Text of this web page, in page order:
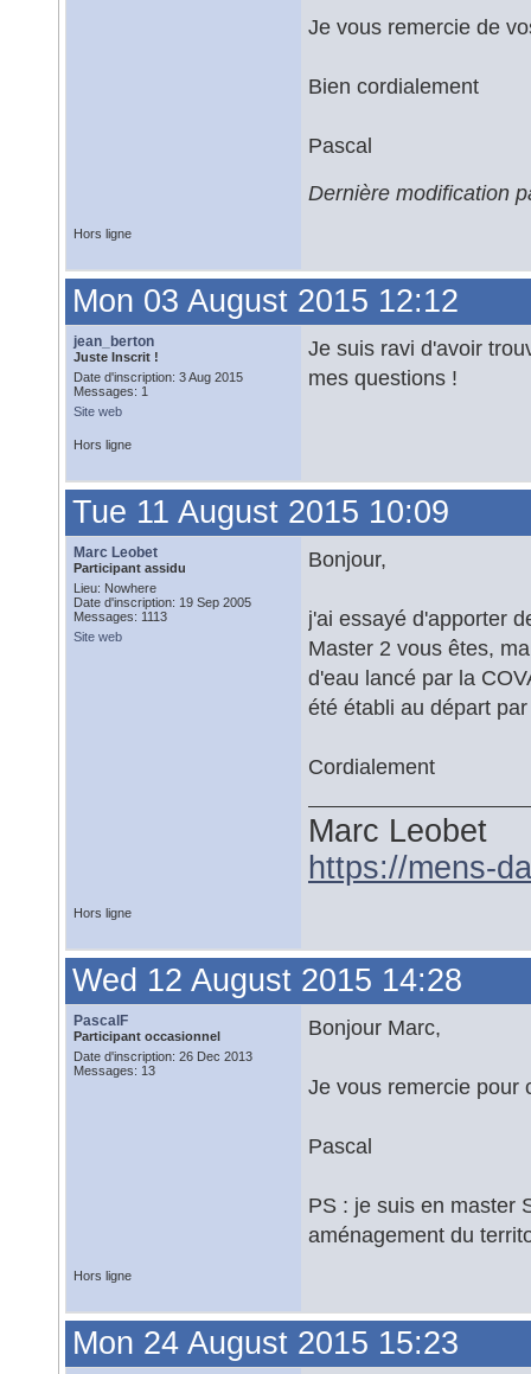
Je vous remercie de
Bien cordialement
Pascal
Dernière modification
Hors ligne
Mon 03 August 2015 12:12
jean_berton
Juste Inscrit !
Date d'inscription: 3 Aug 2015
Messages: 1
Site web
Je suis ravi d'avoir
mes questions !
Hors ligne
Tue 11 August 2015 10:09
Marc Leobet
Participant assidu
Lieu: Nowhere
Date d'inscription: 19 Sep 2005
Messages: 1113
Site web
Bonjour,
j'ai essayé d'apporter
Master 2 vous êtes,
d'eau lancé par la
été établi au départ
Cordialement
Marc Leobet
https://mens-
Hors ligne
Wed 12 August 2015 14:28
PascalF
Participant occasionnel
Date d'inscription: 26 Dec 2013
Messages: 13
Bonjour Marc,
Je vous remercie pour
Pascal
PS : je suis en master
aménagement du
Hors ligne
Mon 24 August 2015 15:23